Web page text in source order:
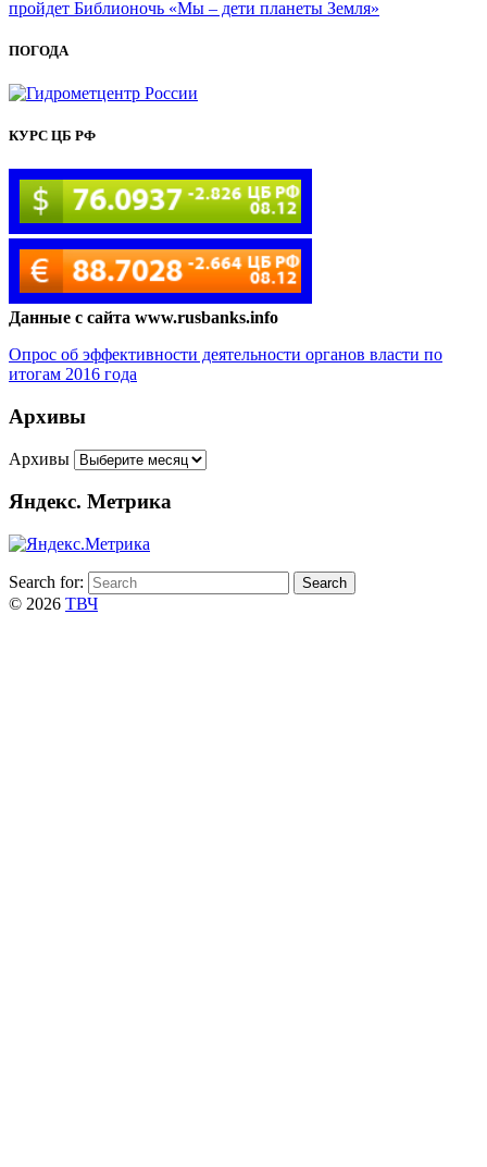
пройдет Библионочь «Мы – дети планеты Земля»
ПОГОДА
КУРС ЦБ РФ
Данные с сайта www.rusbanks.info
Опрос об эффективности деятельности органов власти по
итогам 2016 года
Архивы
Архивы
Яндекс. Метрика
Search for:
© 2026 ТВЧ